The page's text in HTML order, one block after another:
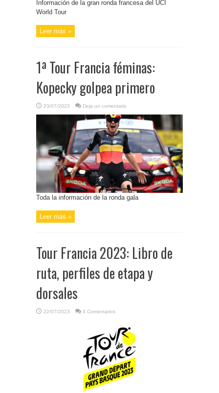
Información de la gran ronda francesa del UCI
World Tour
Leer más »
1ª Tour Francia féminas:
Kopecky golpea primero
23/07/2023 Deja un comentario
Toda la información de la ronda gala
Leer más »
Tour Francia 2023: Libro de
ruta, perfiles de etapa y
dorsales
22/07/2023 3 Comentarios